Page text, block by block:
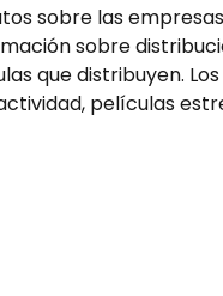
sobre las
sobre
que distribuyen.
películas